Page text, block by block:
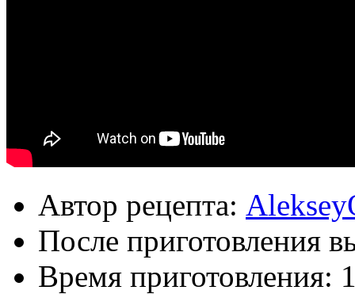
Автор рецепта:
После приготовления
Время приготовления: